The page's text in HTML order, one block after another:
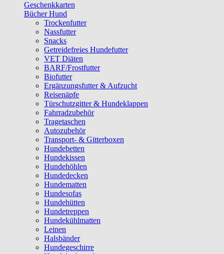
Geschenkkarten
Bücher Hund
Trockenfutter
Nassfutter
Snacks
Getreidefreies Hundefutter
VET Diäten
BARF/Frostfutter
Biofutter
Ergänzungsfutter & Aufzucht
Reisenäpfe
Türschutzgitter & Hundeklappen
Fahrradzubehör
Tragetaschen
Autozubehör
Transport- & Gitterboxen
Hundebetten
Hundekissen
Hundehöhlen
Hundedecken
Hundematten
Hundesofas
Hundehütten
Hundetreppen
Hundekühlmatten
Leinen
Halsbänder
Hundegeschirre